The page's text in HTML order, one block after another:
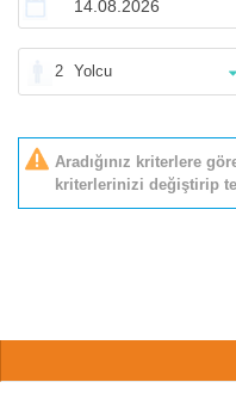
2 Yolcu
Aradığınız kriterlere
kriterlerinizi değiştirip